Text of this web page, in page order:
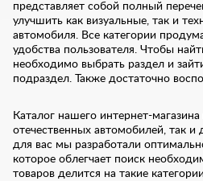
представляет собой полный
улучшить как визуальные, так и
автомобиля. Все категории
удобства пользователя. Чтобы
необходимо выбрать раздел и
подраздел. Также достаточно
Каталог нашего интернет-
отечественных автомобилей, так
для вас мы разработали
которое облегчает поиск
товаров делится на такие